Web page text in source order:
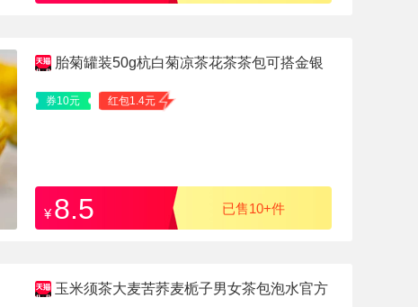
胎菊罐装50g杭白菊凉茶花茶茶包可搭金银
花冲泡泡水茶官方旗舰
券10元 红包1.4元
¥ 8.5 已售10+件
玉米须茶大麦苦荞麦栀子男女茶包泡水官方